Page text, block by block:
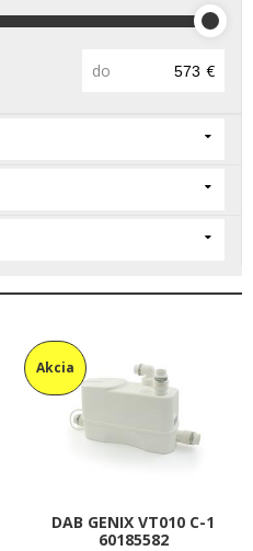
do €
Akcia
DAB GENIX VT010 C-1
60185582